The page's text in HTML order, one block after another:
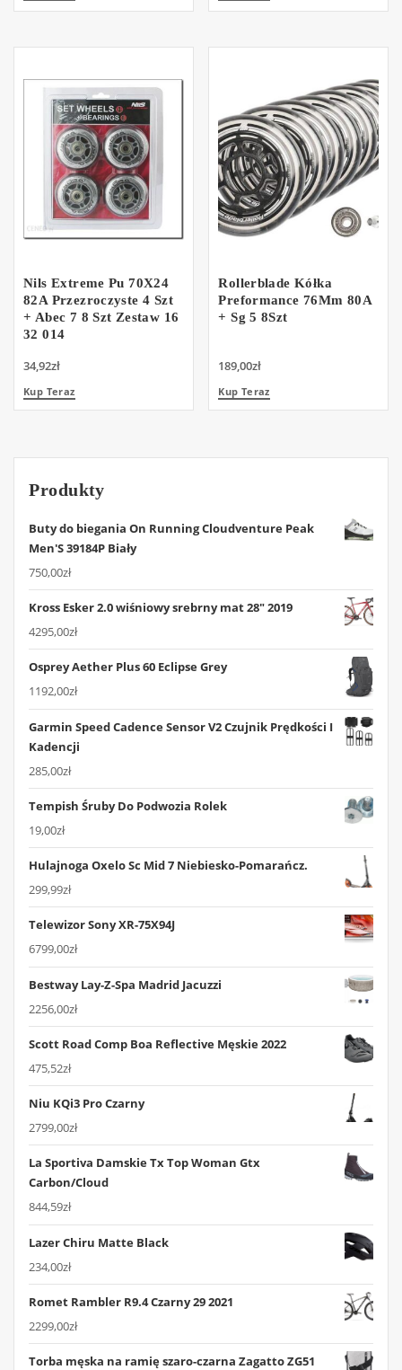
Nils Extreme Pu 70X24
82A Przezroczyste 4 Szt
+ Abec 7 8 Szt Zestaw 16
32 014
34,92zł
Kup Teraz
Rollerblade Kółka
Preformance 76Mm 80A
+ Sg 5 8Szt
189,00zł
Kup Teraz
Produkty
Buty do biegania On Running Cloudventure Peak
Men'S 39184P Biały
750,00zł
Kross Esker 2.0 wiśniowy srebrny mat 28" 2019
4295,00zł
Osprey Aether Plus 60 Eclipse Grey
1192,00zł
Garmin Speed Cadence Sensor V2 Czujnik Prędkości I
Kadencji
285,00zł
Tempish Śruby Do Podwozia Rolek
19,00zł
Hulajnoga Oxelo Sc Mid 7 Niebiesko-Pomarańcz.
299,99zł
Telewizor Sony XR-75X94J
6799,00zł
Bestway Lay-Z-Spa Madrid Jacuzzi
2256,00zł
Scott Road Comp Boa Reflective Męskie 2022
475,52zł
Niu KQi3 Pro Czarny
2799,00zł
La Sportiva Damskie Tx Top Woman Gtx
Carbon/Cloud
844,59zł
Lazer Chiru Matte Black
234,00zł
Romet Rambler R9.4 Czarny 29 2021
2299,00zł
Torba męska na ramię szaro-czarna Zagatto ZG51